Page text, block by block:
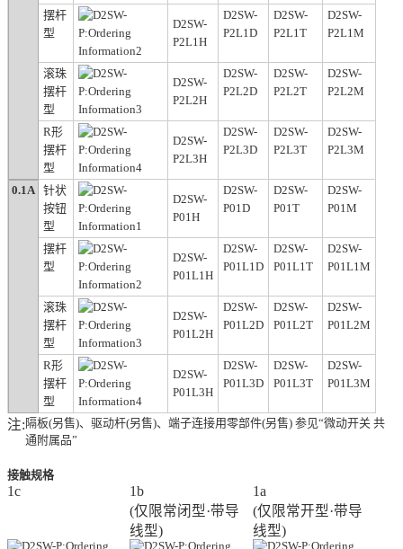
摆杆
型
D2SW-
P2L1H
D2SW-
P2L1D
D2SW-
P2L1T
D2SW-
P2L1M
滚珠
摆杆
型
D2SW-
P2L2H
D2SW-
P2L2D
D2SW-
P2L2T
D2SW-
P2L2M
R形
摆杆
型
D2SW-
P2L3H
D2SW-
P2L3D
D2SW-
P2L3T
D2SW-
P2L3M
0.1A 针状
按钮
型
D2SW-
P01H
D2SW-
P01D
D2SW-
P01T
D2SW-
P01M
摆杆
型
D2SW-
P01L1H
D2SW-
P01L1D
D2SW-
P01L1T
D2SW-
P01L1M
滚珠
摆杆
型
D2SW-
P01L2H
D2SW-
P01L2D
D2SW-
P01L2T
D2SW-
P01L2M
R形
摆杆
型
D2SW-
P01L3H
D2SW-
P01L3D
D2SW-
P01L3T
D2SW-
P01L3M
注:隔板(另售)、驱动杆(另售)、端子连接用零部件(另售) 参见“微动开关 共
通附属品”
接触规格
1c
1b
(仅限常闭型·带导
线型)
1a
(仅限常开型·带导
线型)